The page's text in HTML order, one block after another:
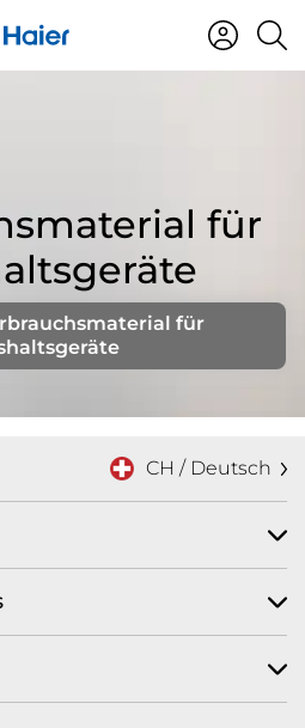
für
für
CH / Deutsch